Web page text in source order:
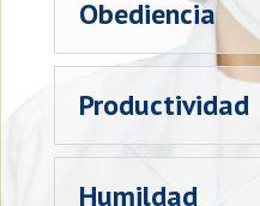
Obediencia
Productividad
Humildad